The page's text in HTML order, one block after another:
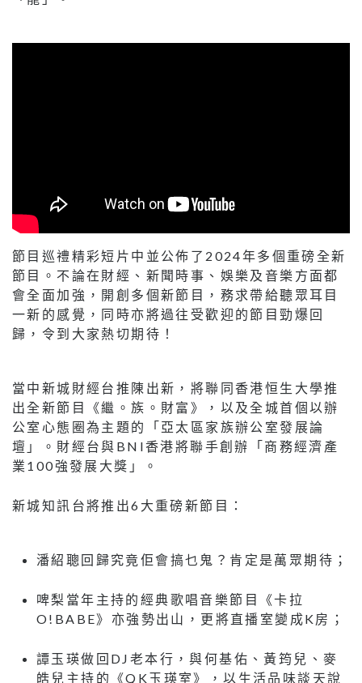
節目巡禮精彩短片中並公佈了2024年多個重磅全新
節目。不論在財經、新聞時事、娛樂及音樂方面都
會全面加強，開創多個新節目，務求帶給聽眾耳目
一新的感覺，同時亦將過往受歡迎的節目勁爆回
歸，令到大家熱切期待！
當中新城財經台推陳出新，將聯同香港恒生大學推
出全新節目《繼。族。財富》，以及全城首個以辦
公室心態圈為主題的「亞太區家族辦公室發展論
壇」。財經台與BNI香港將聯手創辦「商務經濟產
業100強發展大獎」。
新城知訊台將推出6大重磅新節目：
潘紹聰回歸究竟佢會搞乜鬼？肯定是萬眾期待；
啤梨當年主持的經典歌唱音樂節目《卡拉
O!BABE》亦強勢出山，更將直播室變成K房；
譚玉瑛做回DJ老本行，與何基佑、黃筠兒、麥
皓兒主持的《QK玉瑛室》，以生活品味談天說